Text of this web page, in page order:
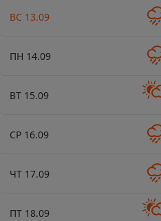
ВС 13.09
ПН 14.09
ВТ 15.09
СР 16.09
ЧТ 17.09
ПТ 18.09